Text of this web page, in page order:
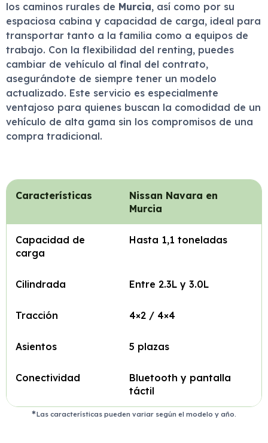
los caminos rurales de Murcia, así como por su
espaciosa cabina y capacidad de carga, ideal para
transportar tanto a la familia como a equipos de
trabajo. Con la flexibilidad del renting, puedes
cambiar de vehículo al final del contrato,
asegurándote de siempre tener un modelo
actualizado. Este servicio es especialmente
ventajoso para quienes buscan la comodidad de un
vehículo de alta gama sin los compromisos de una
compra tradicional.
Características
Nissan Navara en
Murcia
Capacidad de
carga
Hasta 1,1 toneladas
Cilindrada Entre 2.3L y 3.0L
Tracción 4×2 / 4×4
Asientos 5 plazas
Conectividad
Bluetooth y pantalla
táctil
Las características pueden variar según el modelo y año.